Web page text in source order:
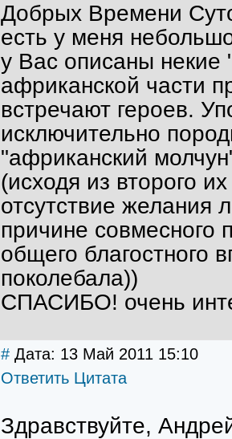
Добрых Времени
есть у меня
у Вас описаны некие
африканской части
встречают героев.
исключительно
"африканский
(исходя из второго
отсутствие желания
причине
общего благостного
поколебала))
СПАСИБО! очень
# Дата: 13 Май 2011 15:10
Ответить Цитата
Здравствуйте,